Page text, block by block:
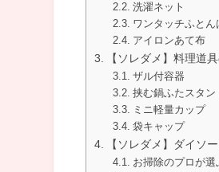
洗濯ネット
ワンタッチふとん
アイロンあて布
【ソレダメ】料理道
ザル付容器
挟む鍋ふたスタン
ミニ軽量カップ
袋キャップ
【ソレダメ】ダイソ
お掃除のプロが選